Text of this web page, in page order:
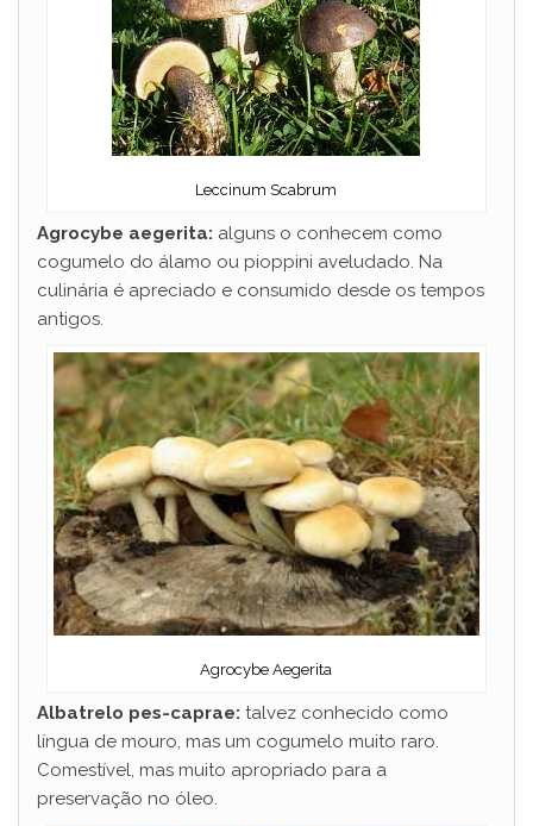
Leccinum Scabrum
Agrocybe aegerita: alguns o conhecem como
cogumelo do álamo ou pioppini aveludado. Na
culinária é apreciado e consumido desde os tempos
antigos.
Agrocybe Aegerita
Albatrelo pes-caprae: talvez conhecido como
língua de mouro, mas um cogumelo muito raro.
Comestível, mas muito apropriado para a
preservação no óleo.